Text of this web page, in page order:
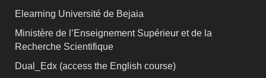
Elearning Université de Bejaia
Ministère de l’Enseignement Supérieur et de la
Recherche Scientifique
Dual_Edx (access the English course)